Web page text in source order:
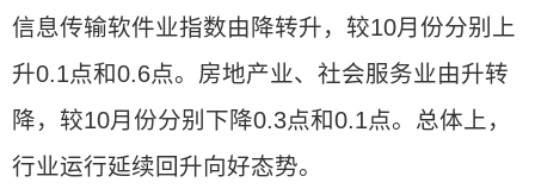
信息传输软件业指数由降转升，较10月份分别上
升0.1点和0.6点。房地产业、社会服务业由升转
降，较10月份分别下降0.3点和0.1点。总体上，
行业运行延续回升向好态势。